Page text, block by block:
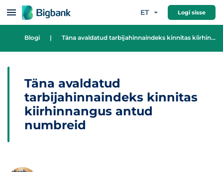
Hüppa sisu juurde ET Logi sisse
Blogi | Täna avaldatud tarbijahinnaindeks kinnitas kiirhinnangus antud numbreid
Täna avaldatud
tarbijahinnaindeks kinnitas
kiirhinnangus antud
numbreid